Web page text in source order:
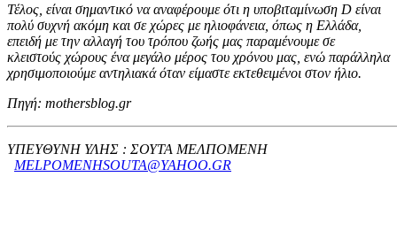
Τέλος, είναι σημαντικό να αναφέρουμε ότι η υποβιταμίνωση D είναι
πολύ συχνή ακόμη και σε χώρες με ηλιοφάνεια, όπως η Ελλάδα,
επειδή με την αλλαγή του τρόπου ζωής μας παραμένουμε σε
κλειστούς χώρους ένα μεγάλο μέρος του χρόνου μας, ενώ παράλληλα
χρησιμοποιούμε αντηλιακά όταν είμαστε εκτεθειμένοι στον ήλιο.
Πηγή: mothersblog.gr
ΥΠΕΥΘΥΝΗ ΥΛΗΣ : ΣΟΥΤΑ ΜΕΛΠΟΜΕΝΗ
MELPOMENHSOUTA@YAHOO.GR